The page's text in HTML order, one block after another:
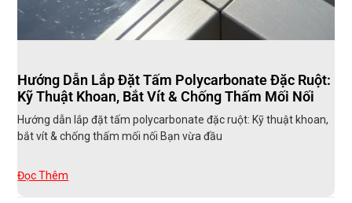
Hướng Dẫn Lắp Đặt Tấm Polycarbonate Đặc Ruột:
Kỹ Thuật Khoan, Bắt Vít & Chống Thấm Mối Nối
Hướng dẫn lắp đặt tấm polycarbonate đặc ruột: Kỹ thuật khoan,
bắt vít & chống thấm mối nối Bạn vừa đầu
Đọc Thêm